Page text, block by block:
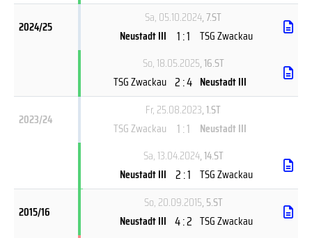
2024/25
Sa, 05.10.2024, 7.ST
Neustadt III
1 : 1
TSG Zwackau
So, 18.05.2025, 16.ST
TSG Zwackau 2 : 4 Neustadt III
2023/24
Fr, 25.08.2023, 1.ST
TSG Zwackau
1 : 1
Neustadt III
Sa, 13.04.2024, 14.ST
Neustadt III 2 : 1 TSG Zwackau
2015/16
So, 20.09.2015, 5.ST
Neustadt III 4 : 2 TSG Zwackau